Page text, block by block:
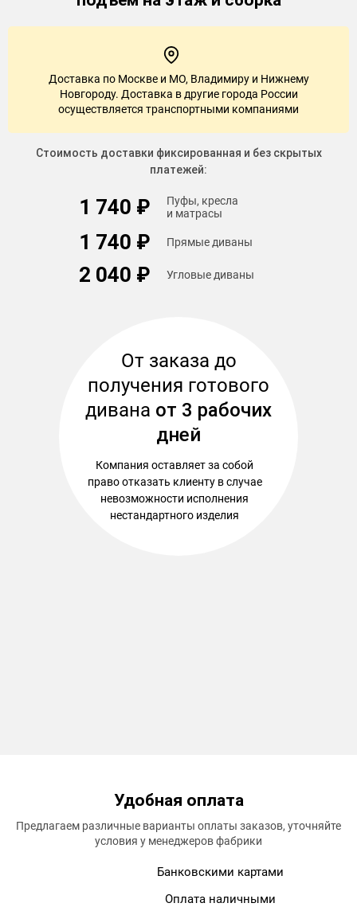
Доставка по Москве и МО, Владимиру и Нижнему
Новгороду. Доставка в другие города России
осуществляется транспортными компаниями
Стоимость доставки фиксированная и без скрытых
платежей:
1 740 ₽
Пуфы, кресла
и матрасы
1 740 ₽ Прямые диваны
2 040 ₽ Угловые диваны
От заказа до
получения готового
дивана от 3 рабочих
дней
Компания оставляет за собой
право отказать клиенту в случае
невозможности исполнения
нестандартного изделия
Удобная оплата
Предлагаем различные варианты оплаты заказов, уточняйте
условия у менеджеров фабрики
Банковскими картами
Оплата наличными